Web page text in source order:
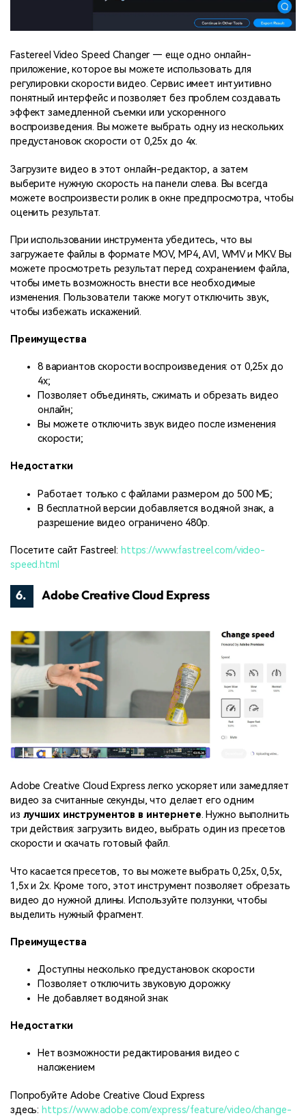
Fastereel Video Speed Changer — еще одно онлайн-
приложение, которое вы можете использовать для
регулировки скорости видео. Сервис имеет интуитивно
понятный интерфейс и позволяет без проблем создавать
эффект замедленной съемки или ускоренного
воспроизведения. Вы можете выбрать одну из нескольких
предустановок скорости от 0,25x до 4x.
Загрузите видео в этот онлайн-редактор, а затем
выберите нужную скорость на панели слева. Вы всегда
можете воспроизвести ролик в окне предпросмотра, чтобы
оценить результат.
При использовании инструмента убедитесь, что вы
загружаете файлы в формате MOV, MP4, AVI, WMV и MKV. Вы
можете просмотреть результат перед сохранением файла,
чтобы иметь возможность внести все необходимые
изменения. Пользователи также могут отключить звук,
чтобы избежать искажений.
Преимущества
8 вариантов скорости воспроизведения: от 0,25x до
4x;
Позволяет объединять, сжимать и обрезать видео
онлайн;
Вы можете отключить звук видео после изменения
скорости;
Недостатки
Работает только с файлами размером до 500 МБ;
В бесплатной версии добавляется водяной знак, а
разрешение видео ограничено 480p.
Посетите сайт Fastreel: https://www.fastreel.com/video-
speed.html
6. Adobe Creative Cloud Express
Adobe Creative Cloud Express легко ускоряет или замедляет
видео за считанные секунды, что делает его одним
из лучших инструментов в интернете. Нужно выполнить
три действия: загрузить видео, выбрать один из пресетов
скорости и скачать готовый файл.
Что касается пресетов, то вы можете выбрать 0,25x, 0,5x,
1,5x и 2x. Кроме того, этот инструмент позволяет обрезать
видео до нужной длины. Используйте ползунки, чтобы
выделить нужный фрагмент.
Преимущества
Доступны несколько предустановок скорости
Позволяет отключить звуковую дорожку
Не добавляет водяной знак
Недостатки
Нет возможности редактирования видео с
наложением
Попробуйте Adobe Creative Cloud Express
здесь: https://www.adobe.com/express/feature/video/change-